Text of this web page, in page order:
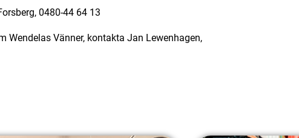
0480-44 64 13
Wendelas Vänner, kontakta Jan Lewenhagen,